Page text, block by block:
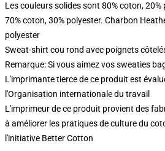
Les couleurs solides sont 80% coton,
70% coton, 30% polyester. Charbon
polyester
Sweat-shirt cou rond avec poignets
Remarque: Si vous aimez vos sweaties
L'imprimante tierce de ce produit est
l'Organisation internationale du travail
L'imprimeur de ce produit provient des
à améliorer les pratiques de culture du
l'initiative Better Cotton